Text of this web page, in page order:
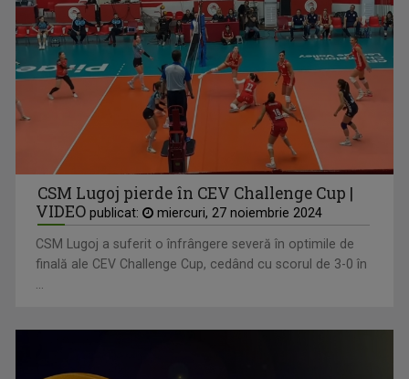
CSM Lugoj pierde în CEV Challenge Cup |
VIDEO publicat: miercuri, 27 noiembrie 2024
CSM Lugoj a suferit o înfrângere severă în optimile de
finală ale CEV Challenge Cup, cedând cu scorul de 3-0 în